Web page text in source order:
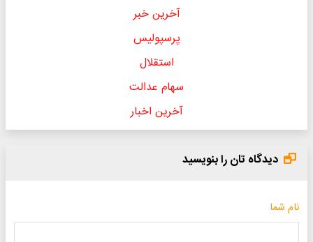
آخرین خبر
پرسپولیس
استقلال
سهام عدالت
آخرین اخبار
دیدگاه تان را بنویسید
نام شما